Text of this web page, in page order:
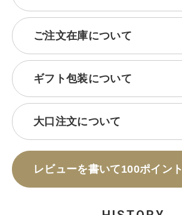
ご注文在庫について
ギフト包装について
大口注文について
レビューを書いて100ポイント